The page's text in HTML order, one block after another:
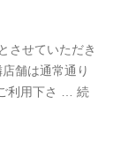
させていただき
舗は通常通り
利用下さ … 続